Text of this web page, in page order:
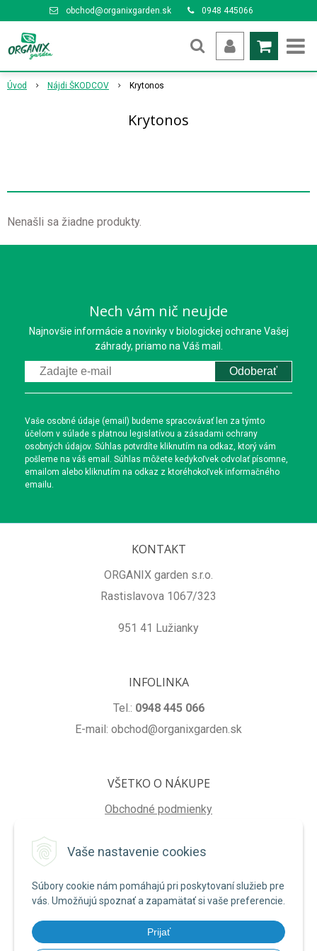
Vaše nastavenie cookies
Súbory cookie nám pomáhajú pri poskytovaní služieb pre
vás. Umožňujú spoznať a zapamätať si vaše preferencie.
Prijať
obchod@organixgarden.sk 0948 445066
Úvod Nájdi ŠKODCOV Krytonos
Krytonos
Nenašli sa žiadne produkty.
Nech vám nič neujde
Najnovšie informácie a novinky v biologickej ochrane Vašej
záhrady, priamo na Váš mail.
Odoberať
Vaše osobné údaje (email) budeme spracovávať len za týmto
účelom v súlade s platnou legislatívou a zásadami ochrany
osobných údajov. Súhlas potvrdíte kliknutím na odkaz, ktorý vám
pošleme na váš email. Súhlas môžete kedykoľvek odvolať písomne,
emailom alebo kliknutím na odkaz z ktoréhokoľvek informačného
emailu.
KONTAKT
ORGANIX garden s.r.o.
Rastislavova 1067/323
951 41 Lužianky
INFOLINKA
Tel.: 0948 445 066
E-mail: obchod@organixgarden.sk
VŠETKO O NÁKUPE
Obchodné podmienky
Reklamačné podmienky
NA STIAHNUTIE
Formulár na odstúpenie od zmluvy
Poučenie o uplatnení práva na odstúpenie od zmluvy